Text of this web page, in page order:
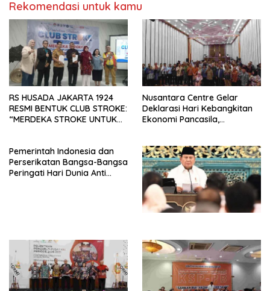
KBI yang Berbasis Riset di
Mancanegara”.
Rekomendasi untuk kamu
RS HUSADA JAKARTA 1924
RESMI BENTUK CLUB STROKE:
“MERDEKA STROKE UNTUK
Nusantara Centre Gelar
Deklarasi Hari Kebangkitan
Ekonomi Pancasila,
Penjajahan (Pergolakan
Ekonomi Politik Indonesia) &
Simposium Nasional “Urgensi
Undang-Undang
Perekonomian Nasional dan
Kesejahteraan Sosial dalam
Pemerintah Indonesia dan
Perserikatan Bangsa-Bangsa
Peringati Hari Dunia Anti